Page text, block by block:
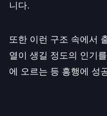
니다.
또한 이런 구조 속에서
열이 생길 정도의 인기
에 오르는 등 흥행에 성